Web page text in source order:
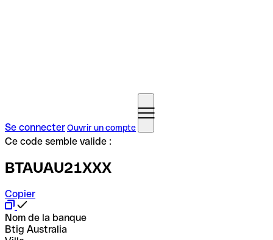
Se connecterOuvrir un compte
Ce code semble valide :
BTAUAU21XXX
Copier
Nom de la banque
Btig Australia